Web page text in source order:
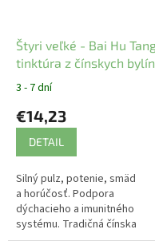
Štyri veľké - Bai Hu
tinktúra z čínskych bylín
YaoMedica
3 - 7 dní
€14,23
DETAIL
Silný pulz, potenie, smäd
a horúčosť. Podpora
dýchacieho a imunitného
systému. Tradičná čínska
medicína.